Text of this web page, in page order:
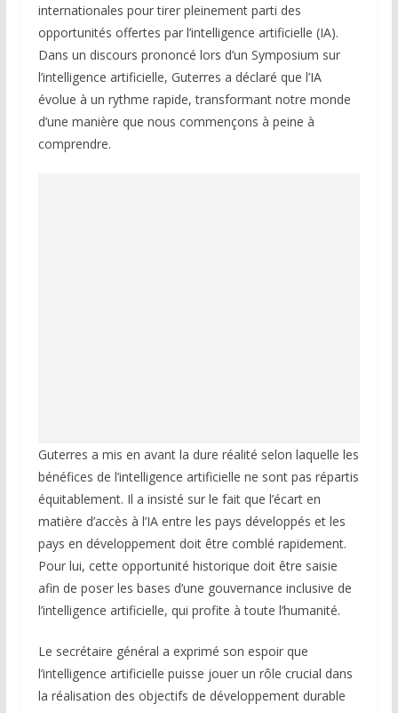
internationales pour tirer pleinement parti des
opportunités offertes par l’intelligence artificielle (IA).
Dans un discours prononcé lors d’un Symposium sur
l’intelligence artificielle, Guterres a déclaré que l’IA
évolue à un rythme rapide, transformant notre monde
d’une manière que nous commençons à peine à
comprendre.
Guterres a mis en avant la dure réalité selon laquelle les
bénéfices de l’intelligence artificielle ne sont pas répartis
équitablement. Il a insisté sur le fait que l’écart en
matière d’accès à l’IA entre les pays développés et les
pays en développement doit être comblé rapidement.
Pour lui, cette opportunité historique doit être saisie
afin de poser les bases d’une gouvernance inclusive de
l’intelligence artificielle, qui profite à toute l’humanité.
Le secrétaire général a exprimé son espoir que
l’intelligence artificielle puisse jouer un rôle crucial dans
la réalisation des objectifs de développement durable